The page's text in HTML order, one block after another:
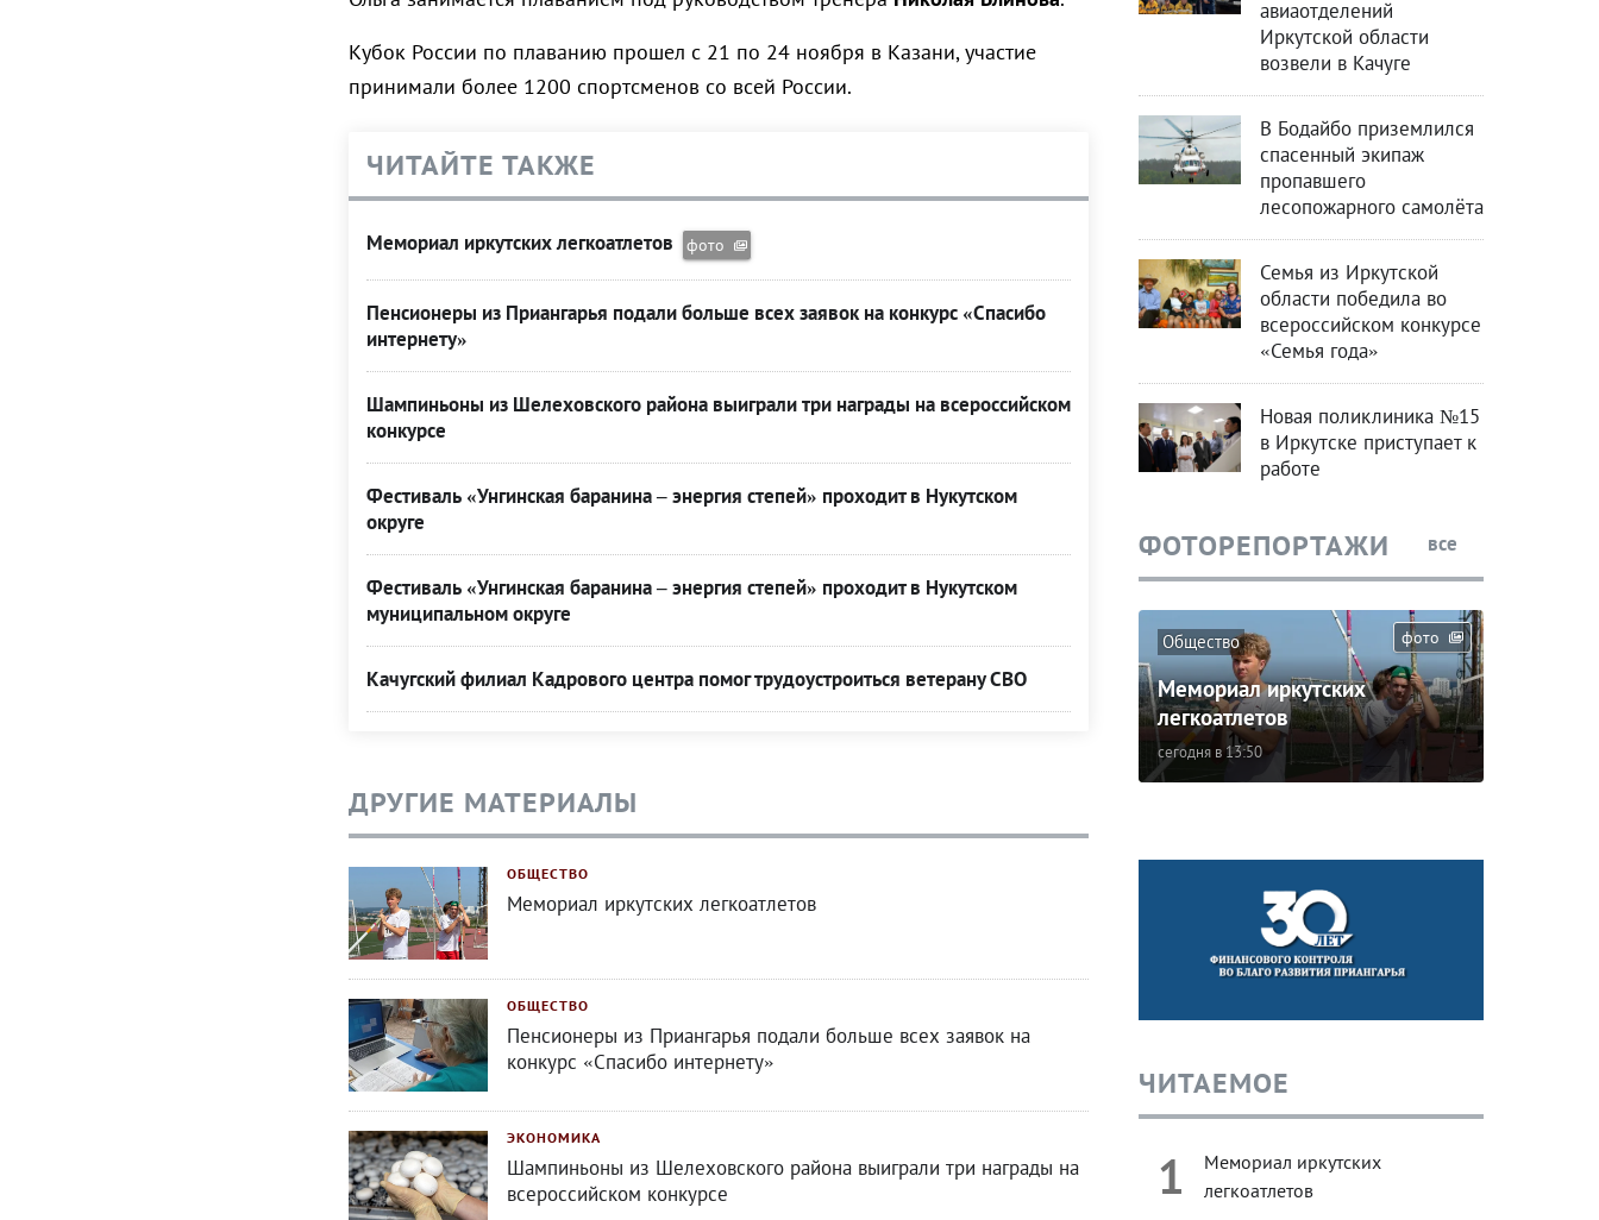
Кубок России по плаванию прошел с 21 по 24 ноября в Казани, участие
принимали более 1200 спортсменов со всей России.
ЧИТАЙТЕ ТАКЖЕ
Мемориал иркутских легкоатлетов фото
Пенсионеры из Приангарья подали больше всех заявок на конкурс «Спасибо
интернету»
Шампиньоны из Шелеховского района выиграли три награды на всероссийском
конкурсе
Фестиваль «Унгинская баранина – энергия степей» проходит в Нукутском
округе
Фестиваль «Унгинская баранина – энергия степей» проходит в Нукутском
муниципальном округе
Качугский филиал Кадрового центра помог трудоустроиться ветерану СВО
ДРУГИЕ МАТЕРИАЛЫ
ОБЩЕСТВО
Мемориал иркутских легкоатлетов
ОБЩЕСТВО
Пенсионеры из Приангарья подали больше всех заявок на
конкурс «Спасибо интернету»
ЭКОНОМИКА
Шампиньоны из Шелеховского района выиграли три награды на
всероссийском конкурсе
авиаотделений
Иркутской области
возвели в Качуге
В Бодайбо приземлился
спасенный экипаж
пропавшего
лесопожарного самолёта
Семья из Иркутской
области победила во
всероссийском конкурсе
«Семья года»
Новая поликлиника №15
в Иркутске приступает к
работе
ФОТОРЕПОРТАЖИ все
фото
Общество
Мемориал иркутских
легкоатлетов
сегодня в 13:50
ЧИТАЕМОЕ
1
Мемориал иркутских
легкоатлетов